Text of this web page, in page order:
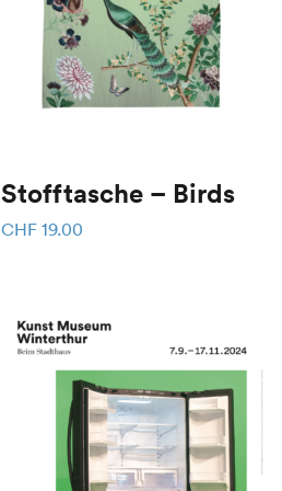
Stofftasche – Birds
CHF 19.00